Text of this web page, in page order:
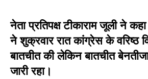
नेता प्रतिपक्ष टीकाराम जूली ने
ने शुक्रवार रात कांग्रेस के वरिष्ठ
बातचीत की लेकिन बातचीत
जारी रहा।